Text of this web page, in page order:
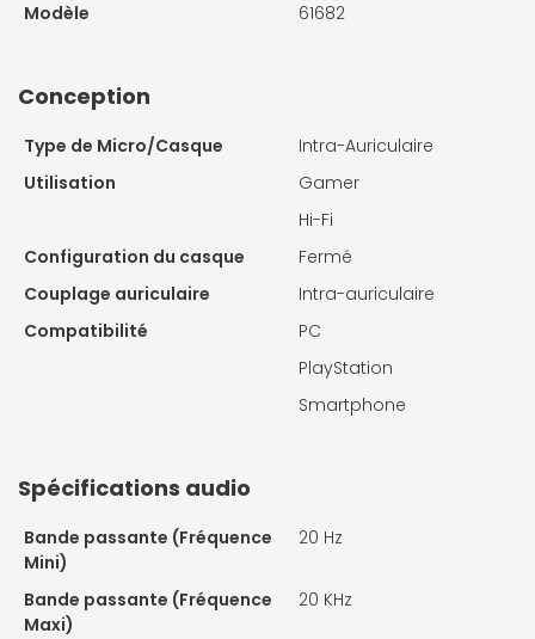
Modèle
61682
Conception
Type de Micro/Casque
Intra-Auriculaire
Utilisation
Gamer
Hi-Fi
Configuration du casque
Fermé
Couplage auriculaire
Intra-auriculaire
Compatibilité
PC
PlayStation
Smartphone
Spécifications audio
Bande passante (Fréquence
Mini)
20 Hz
Bande passante (Fréquence
Maxi)
20 KHz